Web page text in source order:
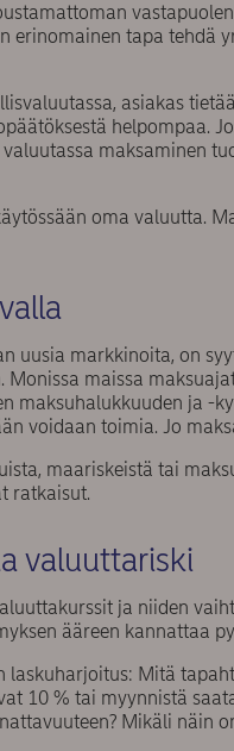
erinomainen tapa tehdä
asiakas
helpompaa.
maksaminen
oma valuutta.
uusia markkinoita, on
maissa
maksuhalukkuuden ja -
voidaan toimia. Jo
maariskeistä tai
ratkaisut.
valuuttariski
ja niiden
ääreen kannattaa
laskuharjoitus: Mitä
10 % tai myynnistä
Mikäli näin